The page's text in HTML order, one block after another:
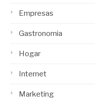
Empresas
Gastronomia
Hogar
Internet
Marketing